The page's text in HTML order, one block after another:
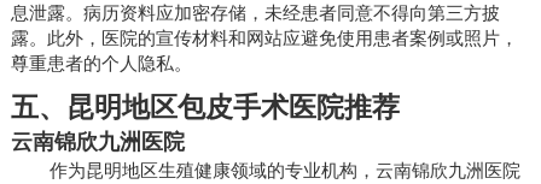
息泄露。病历资料应加密存储，未经患者同意不得向第三方披
露。此外，医院的宣传材料和网站应避免使用患者案例或照片，
尊重患者的个人隐私。
五、昆明地区包皮手术医院推荐
云南锦欣九洲医院
作为昆明地区生殖健康领域的专业机构，云南锦欣九洲医院